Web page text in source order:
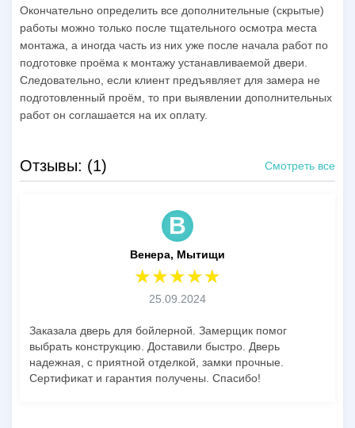
Окончательно определить все дополнительные (скрытые)
работы можно только после тщательного осмотра места
монтажа, а иногда часть из них уже после начала работ по
подготовке проёма к монтажу устанавливаемой двери.
Следовательно, если клиент предъявляет для замера не
подготовленный проём, то при выявлении дополнительных
работ он соглашается на их оплату.
Отзывы: (1) Смотреть все
В
Венера, Мытищи
25.09.2024
Заказала дверь для бойлерной. Замерщик помог
выбрать конструкцию. Доставили быстро. Дверь
надежная, с приятной отделкой, замки прочные.
Сертификат и гарантия получены. Спасибо!